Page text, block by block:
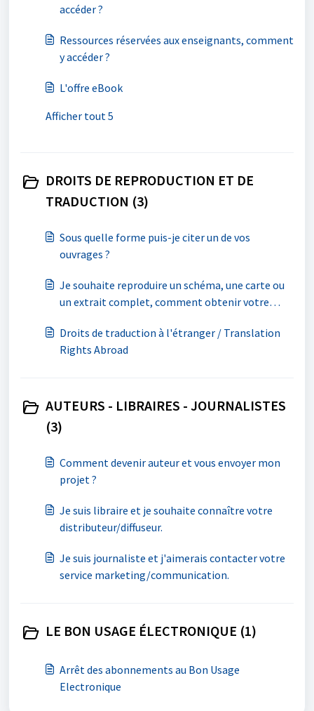
accéder ?
Ressources réservées aux enseignants, comment
y accéder ?
L'offre eBook
Afficher tout 5
DROITS DE REPRODUCTION ET DE
TRADUCTION (3)
Sous quelle forme puis-je citer un de vos
ouvrages ?
Je souhaite reproduire un schéma, une carte ou
un extrait complet, comment obtenir votre
Droits de traduction à l'étranger / Translation
Rights Abroad
AUTEURS - LIBRAIRES - JOURNALISTES
(3)
Comment devenir auteur et vous envoyer mon
projet ?
Je suis libraire et je souhaite connaître votre
distributeur/diffuseur.
Je suis journaliste et j'aimerais contacter votre
service marketing/communication.
LE BON USAGE ÉLECTRONIQUE (1)
Arrêt des abonnements au Bon Usage
Electronique